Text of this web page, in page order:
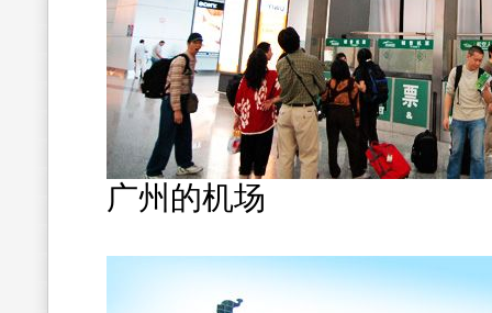
广州的机场